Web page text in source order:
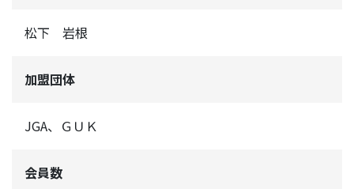
松下 岩根
加盟団体
JGA、ＧＵＫ
会員数